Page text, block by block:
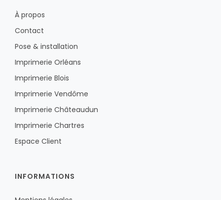
À propos
Contact
Pose & installation
Imprimerie Orléans
Imprimerie Blois
Imprimerie Vendôme
Imprimerie Châteaudun
Imprimerie Chartres
Espace Client
INFORMATIONS